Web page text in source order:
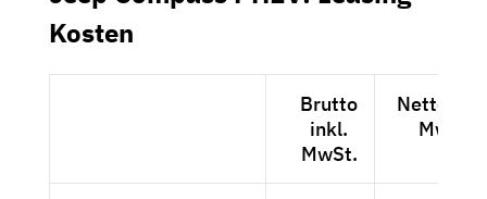
Kosten
Brutto
inkl.
MwSt.
Netto
MwSt.